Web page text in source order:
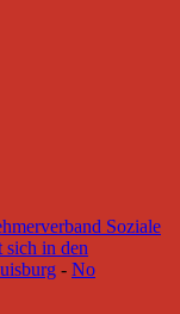
Soziale
in den
- No